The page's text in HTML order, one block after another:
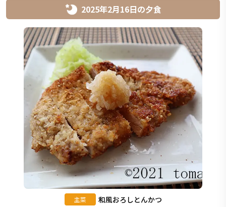
2025年2月16日の夕食
主菜 和風おろしとんかつ